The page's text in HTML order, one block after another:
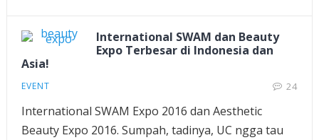
International SWAM dan Beauty
Expo Terbesar di Indonesia dan
Asia!
EVENT 24
International SWAM Expo 2016 dan Aesthetic
Beauty Expo 2016. Sumpah, tadinya, UC ngga tau